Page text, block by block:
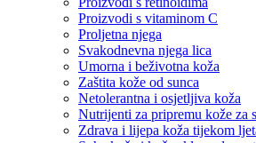
Proizvodi s vitaminom C
Proljetna njega
Svakodnevna njega lica
Umorna i beživotna koža
Zaštita kože od sunca
Netolerantna i osjetljiva koža
Nutrijenti za pripremu kože za
Zdrava i lijepa koža tijekom